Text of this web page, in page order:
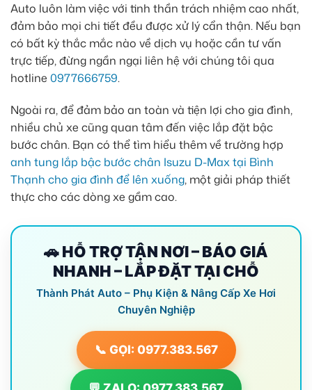
Auto luôn làm việc với tinh thần trách nhiệm cao nhất,
đảm bảo mọi chi tiết đều được xử lý cẩn thận. Nếu bạn
có bất kỳ thắc mắc nào về dịch vụ hoặc cần tư vấn
trực tiếp, đừng ngần ngại liên hệ với chúng tôi qua
hotline 0977666759.
Ngoài ra, để đảm bảo an toàn và tiện lợi cho gia đình,
nhiều chủ xe cũng quan tâm đến việc lắp đặt bậc
bước chân. Bạn có thể tìm hiểu thêm về trường hợp
anh tung lắp bậc bước chân Isuzu D-Max tại Bình
Thạnh cho gia đình để lên xuống, một giải pháp thiết
thực cho các dòng xe gầm cao.
🚗 HỖ TRỢ TẬN NƠI – BÁO GIÁ
NHANH – LẮP ĐẶT TẠI CHỖ
Thành Phát Auto – Phụ Kiện & Nâng Cấp Xe Hơi
Chuyên Nghiệp
📞 GỌI: 0977.383.567